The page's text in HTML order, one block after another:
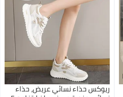
ريوكس حذاء نسائي عريض، حذاء